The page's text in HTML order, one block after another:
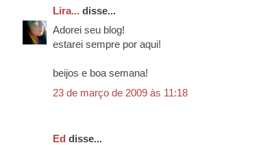
Lira... disse...
Adorei seu blog!
estarei sempre por aqui!
beijos e boa semana!
23 de março de 2009 às 11:18
Ed disse...